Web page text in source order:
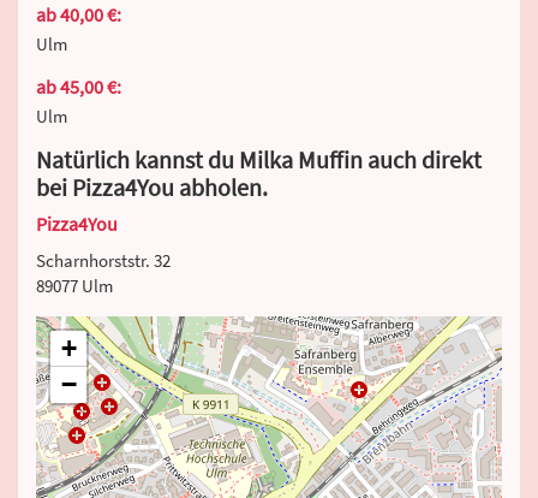
ab 40,00 €:
Ulm
ab 45,00 €:
Ulm
Natürlich kannst du Milka Muffin auch direkt
bei Pizza4You abholen.
Pizza4You
Scharnhorststr. 32
89077 Ulm
+
−